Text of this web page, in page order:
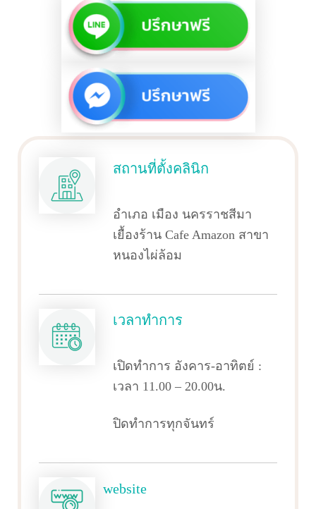
สถานที่ตั้งคลินิก
อำเภอ เมือง นครราชสีมา
เยื้องร้าน Cafe Amazon สาขา
หนองไผ่ล้อม
เวลาทำการ
เปิดทำการ อังคาร-อาทิตย์ :
เวลา 11.00 – 20.00น.
ปิดทำการทุกจันทร์
website